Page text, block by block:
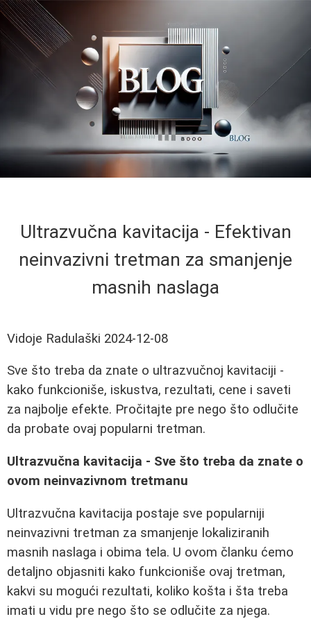
Ultrazvučna kavitacija - Efektivan
neinvazivni tretman za smanjenje
masnih naslaga
Vidoje Radulaški 2024-12-08
Sve što treba da znate o ultrazvučnoj kavitaciji -
kako funkcioniše, iskustva, rezultati, cene i saveti
za najbolje efekte. Pročitajte pre nego što odlučite
da probate ovaj popularni tretman.
Ultrazvučna kavitacija - Sve što treba da znate o
ovom neinvazivnom tretmanu
Ultrazvučna kavitacija postaje sve popularniji
neinvazivni tretman za smanjenje lokaliziranih
masnih naslaga i obima tela. U ovom članku ćemo
detaljno objasniti kako funkcioniše ovaj tretman,
kakvi su mogući rezultati, koliko košta i šta treba
imati u vidu pre nego što se odlučite za njega.